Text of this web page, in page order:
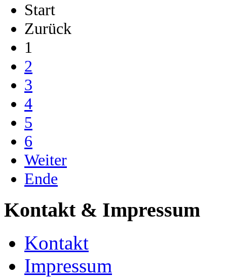
Start
Zurück
1
2
3
4
5
6
Weiter
Ende
Kontakt & Impressum
Kontakt
Impressum